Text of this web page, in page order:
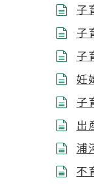
子
子
子
妊
子
出
浦
不